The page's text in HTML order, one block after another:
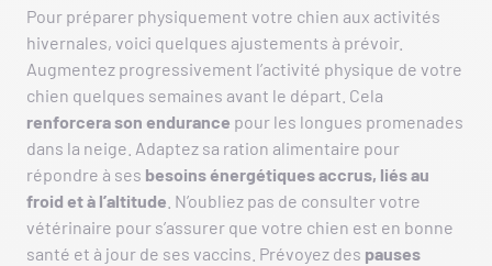
Pour préparer physiquement votre chien aux activités
hivernales, voici quelques ajustements à prévoir.
Augmentez progressivement l’activité physique de votre
chien quelques semaines avant le départ. Cela
renforcera son endurance pour les longues promenades
dans la neige. Adaptez sa ration alimentaire pour
répondre à ses besoins énergétiques accrus, liés au
froid et à l’altitude . N’oubliez pas de consulter votre
vétérinaire pour s’assurer que votre chien est en bonne
santé et à jour de ses vaccins. Prévoyez des pauses